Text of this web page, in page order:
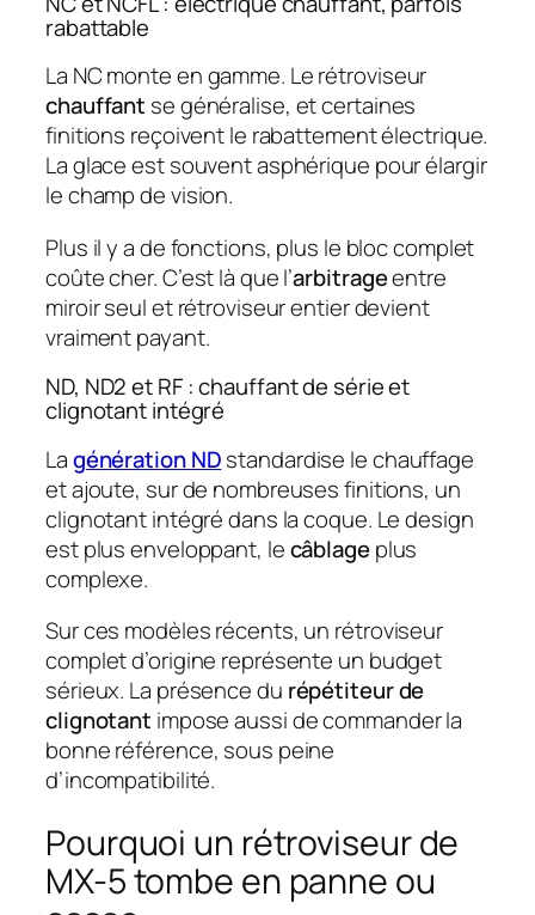
rabattable
La NC monte en gamme. Le rétroviseur
chauffant se généralise, et certaines
finitions reçoivent le rabattement électrique.
La glace est souvent asphérique pour élargir
le champ de vision.
Plus il y a de fonctions, plus le bloc complet
coûte cher. C’est là que l’arbitrageentre
miroir seul et rétroviseur entier devient
vraiment payant.
ND, ND2 et RF : chauffant de série et
clignotant intégré
Lagénération NDstandardise le chauffage
et ajoute, sur de nombreuses finitions, un
clignotant intégré dans la coque. Le design
est plus enveloppant, lecâblageplus
complexe.
Sur ces modèles récents, un rétroviseur
complet d’origine représente un budget
sérieux. La présence du répétiteur de
clignotant impose aussi de commander la
bonne référence, sous peine
d’incompatibilité.
Pourquoi un rétroviseur de
MX-5 tombe en panne ou